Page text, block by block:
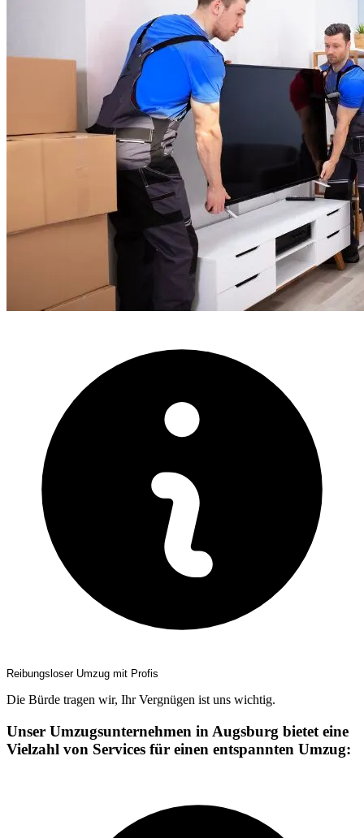
Reibungsloser Umzug mit Profis
Die Bürde tragen wir, Ihr Vergnügen ist uns wichtig.
Unser Umzugsunternehmen in Augsburg bietet eine
Vielzahl von Services für einen entspannten Umzug: